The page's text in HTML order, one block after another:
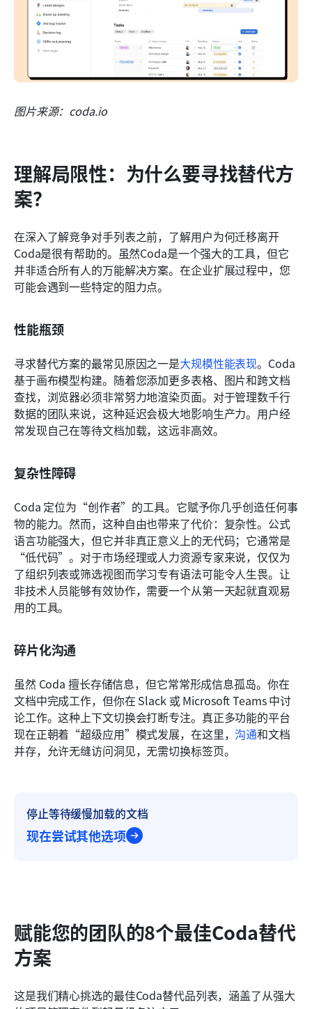
图片来源：coda.io
理解局限性：为什么要寻找替代方
案？
在深入了解竞争对手列表之前，了解用户为何迁移离开
Coda是很有帮助的。虽然Coda是一个强大的工具，但它
并非适合所有人的万能解决方案。在企业扩展过程中，您
可能会遇到一些特定的阻力点。
性能瓶颈
寻求替代方案的最常见原因之一是大规模性能表现。Coda
基于画布模型构建。随着您添加更多表格、图片和跨文档
查找，浏览器必须非常努力地渲染页面。对于管理数千行
数据的团队来说，这种延迟会极大地影响生产力。用户经
常发现自己在等待文档加载，这远非高效。
复杂性障碍
Coda 定位为“创作者”的工具。它赋予你几乎创造任何事
物的能力。然而，这种自由也带来了代价：复杂性。公式
语言功能强大，但它并非真正意义上的无代码；它通常是
“低代码”。对于市场经理或人力资源专家来说，仅仅为
了组织列表或筛选视图而学习专有语法可能令人生畏。让
非技术人员能够有效协作，需要一个从第一天起就直观易
用的工具。
碎片化沟通
虽然 Coda 擅长存储信息，但它常常形成信息孤岛。你在
文档中完成工作，但你在 Slack 或 Microsoft Teams 中讨
论工作。这种上下文切换会打断专注。真正多功能的平台
现在正朝着“超级应用”模式发展，在这里， 沟通和文档
并存，允许无缝访问洞见，无需切换标签页。
停止等待缓慢加载的文档
现在尝试其他选项
赋能您的团队的8个最佳Coda替代
方案
这是我们精心挑选的最佳Coda替代品列表，涵盖了从强大